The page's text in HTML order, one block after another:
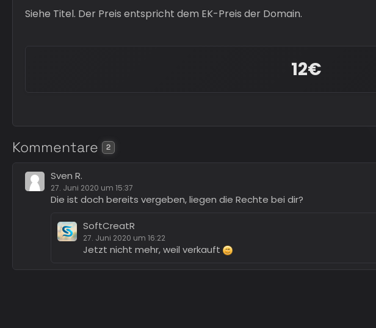
Siehe Titel. Der Preis entspricht dem EK-Preis der Domain.
12€
Kommentare 2
Sven R.
27. Juni 2020 um 15:37
Die ist doch bereits vergeben, liegen die Rechte bei dir?
SoftCreatR
27. Juni 2020 um 16:22
Jetzt nicht mehr, weil verkauft